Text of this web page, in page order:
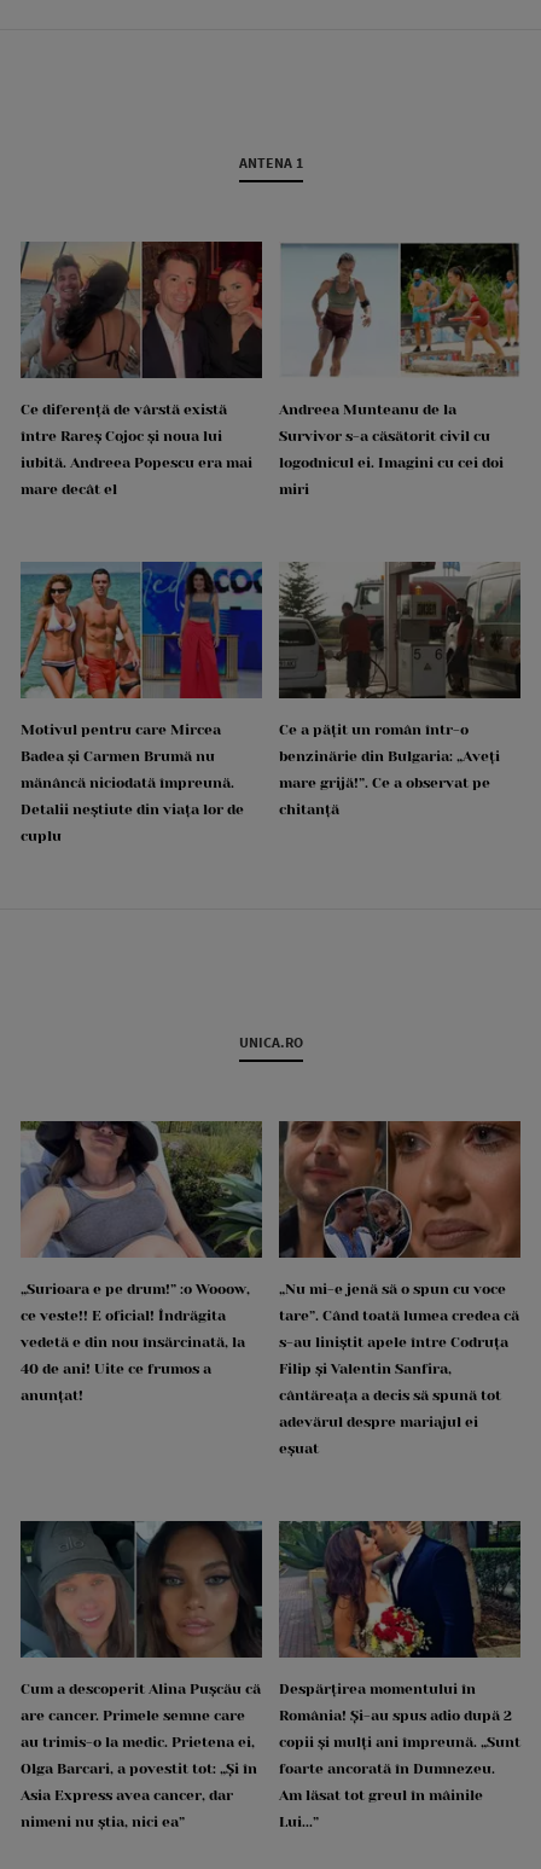
ANTENA 1
Ce diferență de vârstă există
între Rareș Cojoc și noua lui
iubită. Andreea Popescu era mai
mare decât el
Andreea Munteanu de la
Survivor s-a căsătorit civil cu
logodnicul ei. Imagini cu cei doi
miri
Motivul pentru care Mircea
Badea și Carmen Brumă nu
mănâncă niciodată împreună.
Detalii neștiute din viața lor de
cuplu
Ce a pățit un român într-o
benzinărie din Bulgaria: „Aveți
mare grijă!”. Ce a observat pe
chitanță
UNICA.RO
„Surioara e pe drum!” :o Wooow,
ce veste!! E oficial! Îndrăgita
vedetă e din nou însărcinată, la
40 de ani! Uite ce frumos a
anunțat!
„Nu mi-e jenă să o spun cu voce
tare”. Când toată lumea credea că
s-au liniștit apele între Codruța
Filip și Valentin Sanfira,
cântăreața a decis să spună tot
adevărul despre mariajul ei
eșuat
Cum a descoperit Alina Pușcău că
are cancer. Primele semne care
au trimis-o la medic. Prietena ei,
Olga Barcari, a povestit tot: „Și în
Asia Express avea cancer, dar
nimeni nu știa, nici ea”
Despărțirea momentului în
România! Și-au spus adio după 2
copii și mulți ani împreună. „Sunt
foarte ancorată în Dumnezeu.
Am lăsat tot greul în mâinile
Lui...”